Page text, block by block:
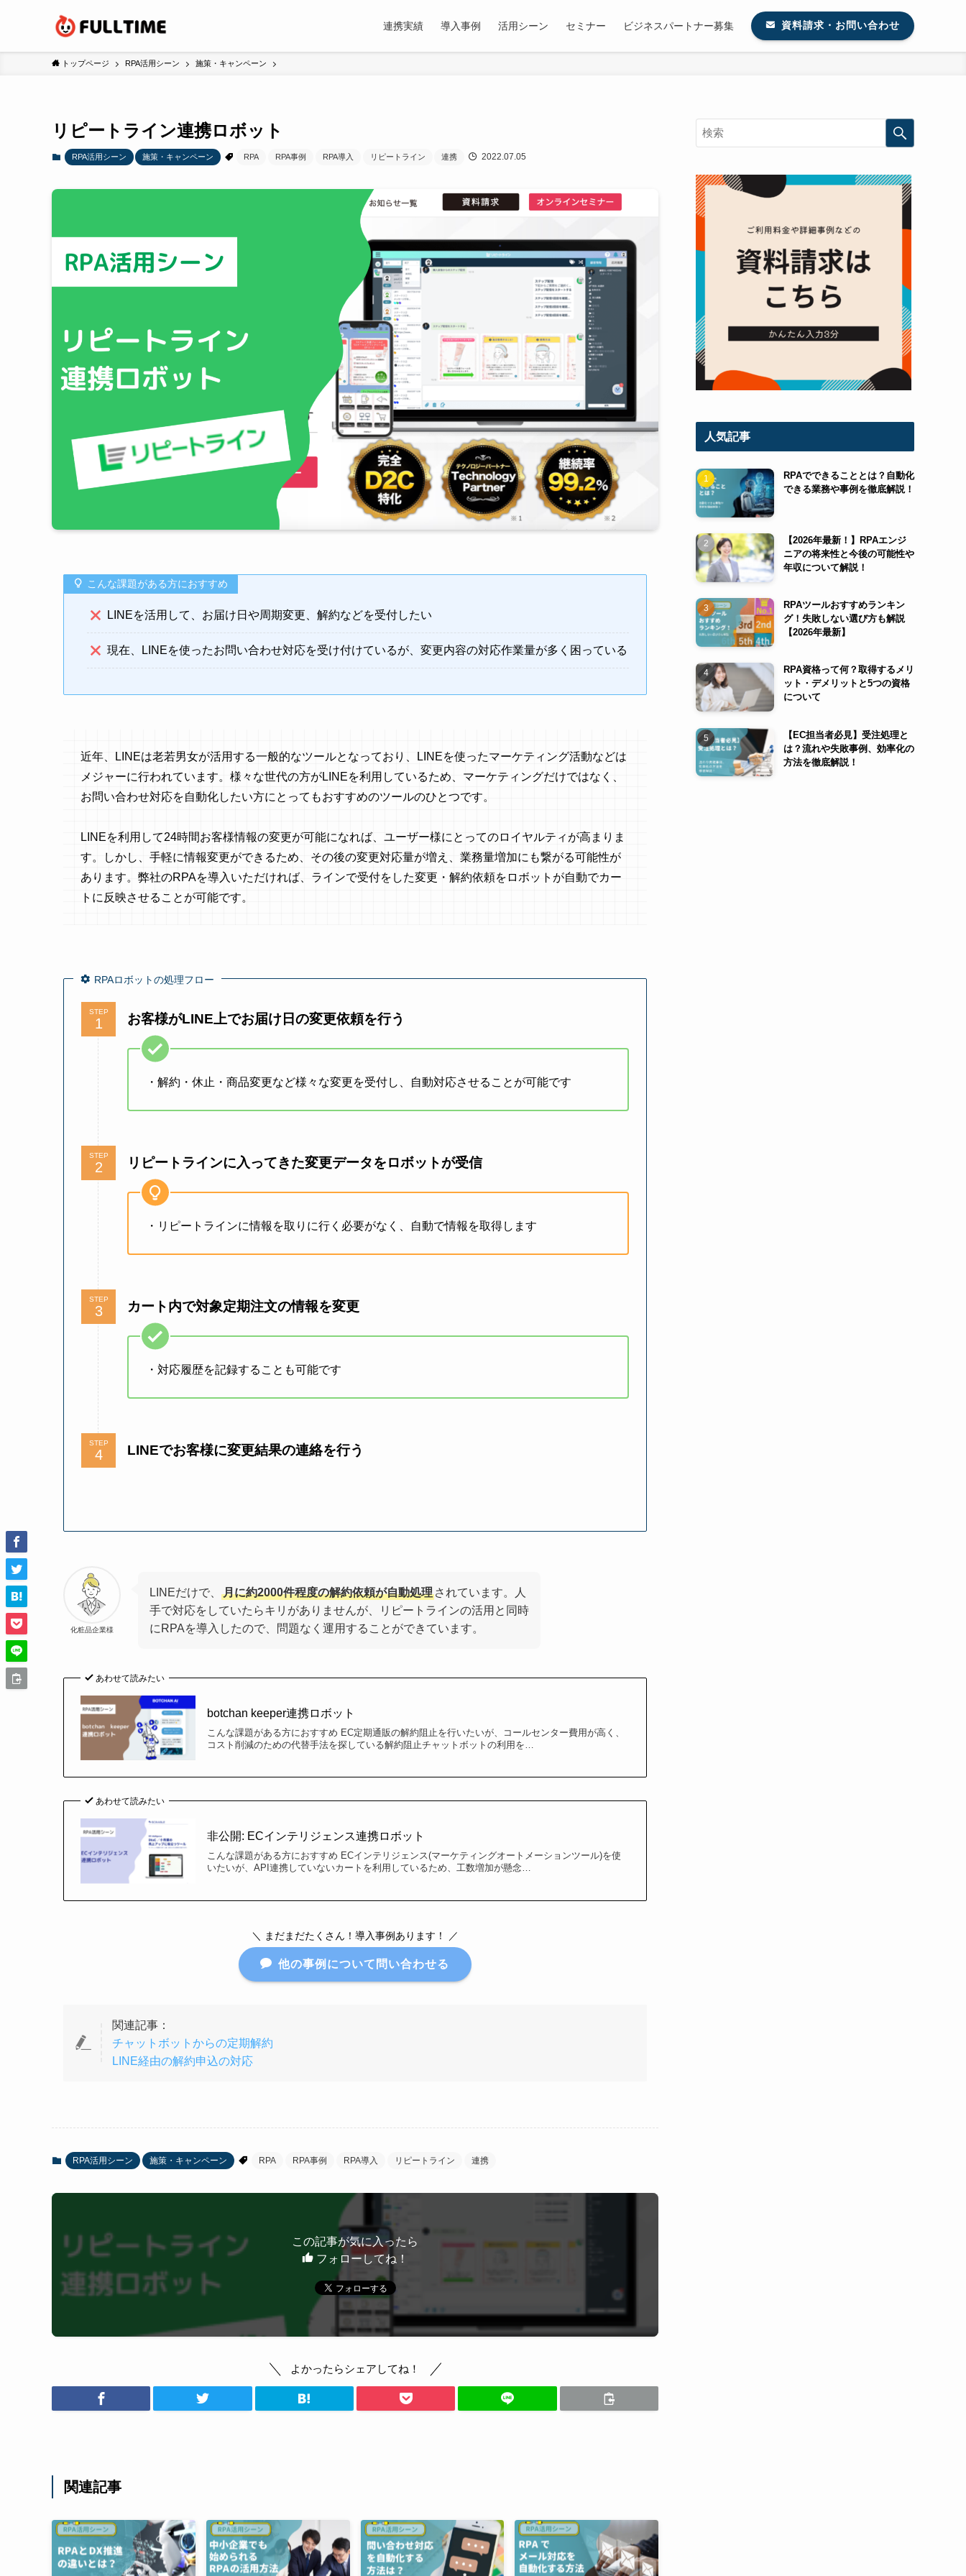
連携実績 導入事例 活用シーン セミナー ビジネスパートナー募集 資料請求・お問い合わせ
トップページ RPA活用シーン 施策・キャンペーン
リピートライン連携ロボット
RPA活用シーン 施策・キャンペーン RPA RPA事例 RPA導入 リピートライン 連携 2022.07.05
こんな課題がある方におすすめ
LINEを活用して、お届け日や周期変更、解約などを受付したい
現在、LINEを使ったお問い合わせ対応を受け付けているが、変更内容の対応作業量が多く困っている
近年、LINEは老若男女が活用する一般的なツールとなっており、LINEを使ったマーケティング活動などは
メジャーに行われています。様々な世代の方がLINEを利用しているため、マーケティングだけではなく、
お問い合わせ対応を自動化したい方にとってもおすすめのツールのひとつです。
LINEを利用して24時間お客様情報の変更が可能になれば、ユーザー様にとってのロイヤルティが高まりま
す。しかし、手軽に情報変更ができるため、その後の変更対応量が増え、業務量増加にも繋がる可能性が
あります。弊社のRPAを導入いただければ、ラインで受付をした変更・解約依頼をロボットが自動でカー
トに反映させることが可能です。
RPAロボットの処理フロー
STEP お客様がLINE上でお届け日の変更依頼を行う
・解約・休止・商品変更など様々な変更を受付し、自動対応させることが可能です
STEP リピートラインに入ってきた変更データをロボットが受信
・リピートラインに情報を取りに行く必要がなく、自動で情報を取得します
STEP カート内で対象定期注文の情報を変更
・対応履歴を記録することも可能です
STEP LINEでお客様に変更結果の連絡を行う
化粧品企業様
LINEだけで、 月に約2000件程度の解約依頼が自動処理 されています。人
手で対応をしていたらキリがありませんが、リピートラインの活用と同時
にRPAを導入したので、問題なく運用することができています。
あわせて読みたい
botchan keeper連携ロボット
こんな課題がある方におすすめ EC定期通販の解約阻止を行いたいが、コールセンター費用が高く、
コスト削減のための代替手法を探している解約阻止チャットボットの利用を…
あわせて読みたい
非公開: ECインテリジェンス連携ロボット
こんな課題がある方におすすめ ECインテリジェンス(マーケティングオートメーションツール)を使
いたいが、API連携していないカートを利用しているため、工数増加が懸念…
＼ まだまだたくさん！導入事例あります！ ／
他の事例について問い合わせる
関連記事：
チャットボットからの定期解約
LINE経由の解約申込の対応
RPA活用シーン 施策・キャンペーン RPA RPA事例 RPA導入 リピートライン 連携
この記事が気に入ったら
フォローしてね！
よかったらシェアしてね！
関連記事
人気記事
RPAでできることとは？自動化
できる業務や事例を徹底解説！
【2026年最新！】RPAエンジ
ニアの将来性と今後の可能性や
年収について解説！
RPAツールおすすめランキン
グ！失敗しない選び方も解説
【2026年最新】
RPA資格って何？取得するメリ
ット・デメリットと5つの資格
について
【EC担当者必見】受注処理と
は？流れや失敗事例、効率化の
方法を徹底解説！